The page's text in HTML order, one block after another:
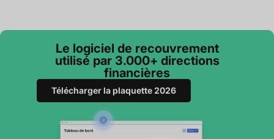
Le logiciel de recouvrement
utilisé par 3.000+ directions
financières
Télécharger la plaquette 2026